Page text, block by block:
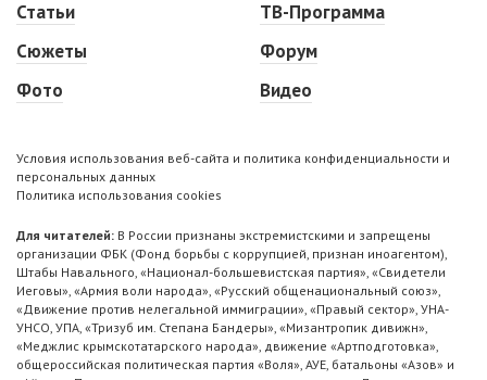
Статьи
Сюжеты
Фото
ТВ-Программа
Форум
Видео
Условия использования веб-сайта и политика конфиденциальности и
персональных данных
Политика использования cookies
Для читателей: В России признаны экстремистскими и запрещены
организации ФБК (Фонд борьбы с коррупцией, признан иноагентом),
Штабы Навального, «Национал-большевистская партия», «Свидетели
Иеговы», «Армия воли народа», «Русский общенациональный союз»,
«Движение против нелегальной иммиграции», «Правый сектор», УНА-
УНСО, УПА, «Тризуб им. Степана Бандеры», «Мизантропик дивижн»,
«Меджлис крымскотатарского народа», движение «Артподготовка»,
общероссийская политическая партия «Воля», АУЕ, батальоны «Азов» и